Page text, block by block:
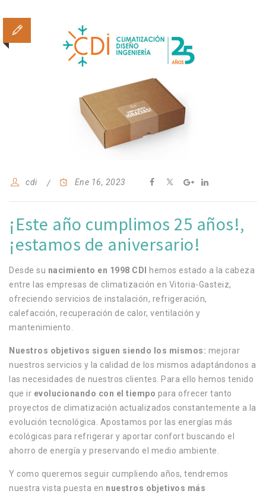
cdi Ene 16, 2023
¡Este año cumplimos 25 años!,
¡estamos de aniversario!
Desde su nacimiento en 1998 CDI
hemos estado a la cabeza
entre las empresas de climatización en Vitoria-Gasteiz,
ofreciendo servicios de instalación, refrigeración,
calefacción, recuperación de calor, ventilación y
mantenimiento.
Nuestros objetivos siguen siendo los mismos: mejorar
nuestros servicios y la calidad de los mismos adaptándonos a
las necesidades de nuestros clientes. Para ello hemos tenido
que ir evolucionando con el tiempo para ofrecer tanto
proyectos de climatización actualizados constantemente a la
evolución tecnológica. Apostamos por las energías más
ecológicas para refrigerar y aportar confort buscando el
ahorro de energía y preservando el medio ambiente.
Y como queremos seguir cumpliendo años, tendremos
nuestra vista puesta en nuestros objetivos más